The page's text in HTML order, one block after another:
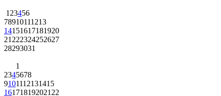
1 23456
78910111213
14151617181920
21 222324252627
28293031
1
2345678
9101112131415
161718192021 22